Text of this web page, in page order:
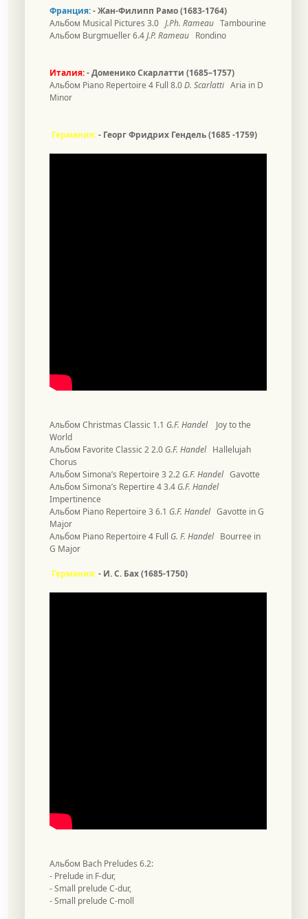
Франция:-Жан-Филипп Рамо (1683-1764)
Альбом Musical Pictures 3.0 J.Ph. Rameau Tambourine
Альбом Burgmueller 6.4J.P. Rameau Rondino
Италия:- Доменико Скарлатти (1685–1757)
Альбом Piano Repertoire 4 Full 8.0D. Scarlatti Aria in D
Minor
Германия:- ГеоргФридрих Гендель (1685 -1759)
Альбом Christmas Classic 1.1 G.F. HandelJoy to the
World
Альбом Favorite Classic 2 2.0 G.F. HandelHallelujah
Chorus
Альбом Simona’s Repertoire 3 2.2 G.F. HandelGavotte
Альбом Simona’s Repertire 4 3.4 G.F. Handel
Impertinence
Альбом Piano Repertoire 3 6.1 G.F. HandelGavotte in G
Major
Альбом Piano Repertoire 4 Full G. F. HandelBourree in
G Major
Германия:- И. С. Бах(1685-1750)
Альбом Bach Preludes 6.2:
- Prelude in F-dur,
- Small prelude C-dur,
- Small prelude C-moll